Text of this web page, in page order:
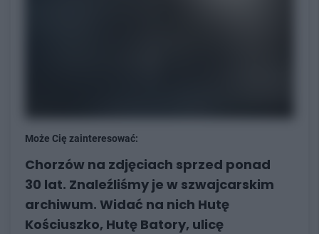
Może Cię zainteresować:
Chorzów na zdjęciach sprzed ponad
30 lat. Znaleźliśmy je w szwajcarskim
archiwum. Widać na nich Hutę
Kościuszko, Hutę Batory, ulicę